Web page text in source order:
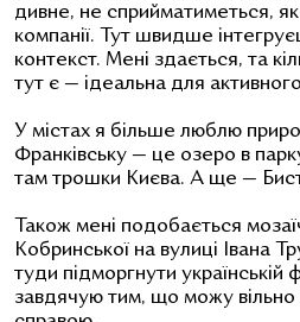
дивне, не сприйматиметься, як
компанії. Тут швидше
контекст. Мені здається, та
тут є — ідеальна для
У містах я більше люблю
Франківську — це озеро в
там трошки Києва. А ще —
Також мені подобається
Кобринської на вулиці Івана
туди підморгнути українській
завдячую тим, що можу